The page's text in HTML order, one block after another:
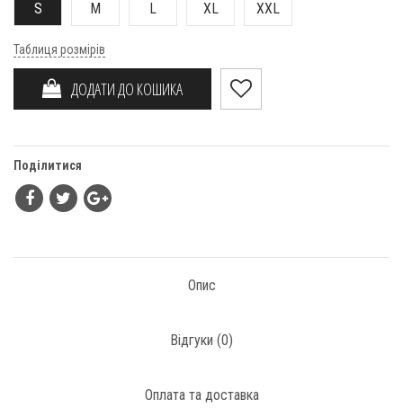
S M L XL XXL
Таблиця розмірів
ДОДАТИ ДО КОШИКА
Поділитися
Опис
Відгуки (0)
Оплата та доставка